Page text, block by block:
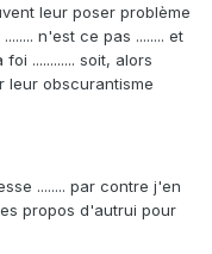
leur poser problème
n'est ce pas ........ et
............ soit, alors
leur obscurantisme
........ par contre j'en
propos d'autrui pour